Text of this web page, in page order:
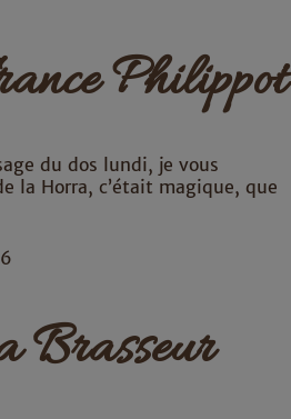
Philippot
du dos lundi, je vous
la Horra, c’était magique, que
Brasseur